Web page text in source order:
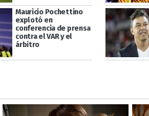
Mauricio Pochettino
explotó en
conferencia de prensa
contra el VAR y el
árbitro